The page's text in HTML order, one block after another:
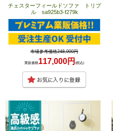
チェスターフィールドソファ トリプ
ル sa925b3-f279k
市場参考価格248,000円
業販価格117,000円(税込)